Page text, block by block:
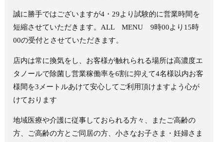
誠に勝手ではございますが4 ・29より試験的に営業時間を
短縮させていただきます。ALL MENU 9時00より 15時
00の受付とさせていただきます。
店内は常に換気をし、お客様が触れられる場所は高濃度エ
タノールで除菌し営業稼働率を6割に抑えて4名様以内お客
様間を3メートルあけて安心してご利用頂けますよう心が
けております
地域医療や介護に従事しておられる方々、またご高齢の
方、ご高齢の方とご同居の方、小さなお子さま・妊婦さま